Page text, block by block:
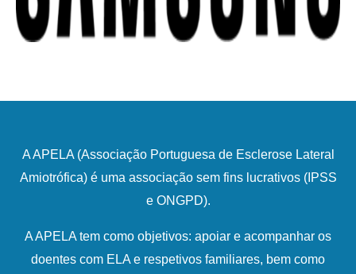
A APELA (Associação Portuguesa de Esclerose Lateral
Amiotrófica) é uma associação sem fins lucrativos (IPSS
e ONGPD).
A APELA tem como objetivos: apoiar e acompanhar os
doentes com ELA e respetivos familiares, bem como